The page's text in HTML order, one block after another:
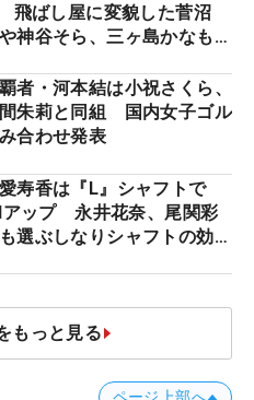
ばし屋に変貌した菅沼
神谷そら、三ヶ島かなも使
の“飛ばしギア”】
者・河本結は小祝さくら、
朱莉と同組 国内女子ゴル
合わせ発表
寿香は『L』シャフトで
アップ 永井花奈、尾関彩
選ぶしなりシャフトの効果
もっと見る